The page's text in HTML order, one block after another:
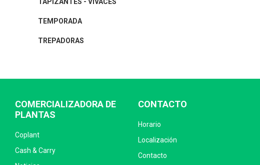
TEMPORADA
TREPADORAS
COMERCIALIZADORA DE
PLANTAS
Coplant
Cash & Carry
CONTACTO
Horario
Localización
Contacto